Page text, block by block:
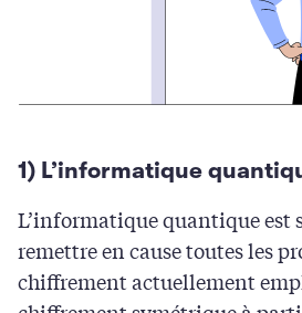
1) L’informatique
L’informatique quantique est
remettre en cause toutes les
chiffrement actuellement